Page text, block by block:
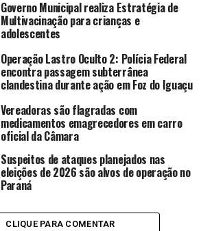
Governo Municipal realiza Estratégia de
Multivacinação para crianças e
adolescentes
Operação Lastro Oculto 2: Polícia Federal
encontra passagem subterrânea
clandestina durante ação em Foz do Iguaçu
Vereadoras são flagradas com
medicamentos emagrecedores em carro
oficial da Câmara
Suspeitos de ataques planejados nas
eleições de 2026 são alvos de operação no
Paraná
CLIQUE PARA COMENTAR